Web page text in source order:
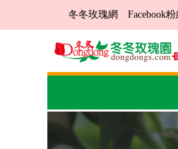
冬冬玫瑰網 Facebook